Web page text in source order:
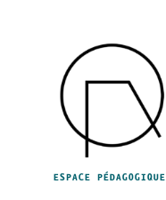
ESPACE PÉDAGOGIQUE